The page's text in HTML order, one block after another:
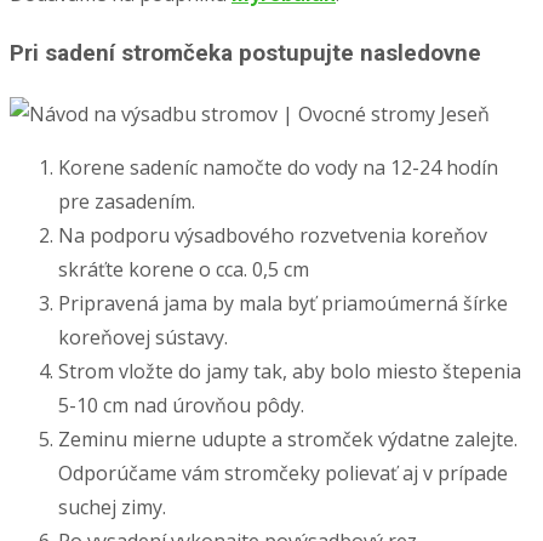
Pri sadení stromčeka postupujte nasledovne
Korene sadeníc namočte do vody na 12-24 hodín
pre zasadením.
Na podporu výsadbového rozvetvenia koreňov
skráťte korene o cca. 0,5 cm
Pripravená jama by mala byť priamoúmerná šírke
koreňovej sústavy.
Strom vložte do jamy tak, aby bolo miesto štepenia
5-10 cm nad úrovňou pôdy.
Zeminu mierne udupte a stromček výdatne zalejte.
Odporúčame vám stromčeky polievať aj v prípade
suchej zimy.